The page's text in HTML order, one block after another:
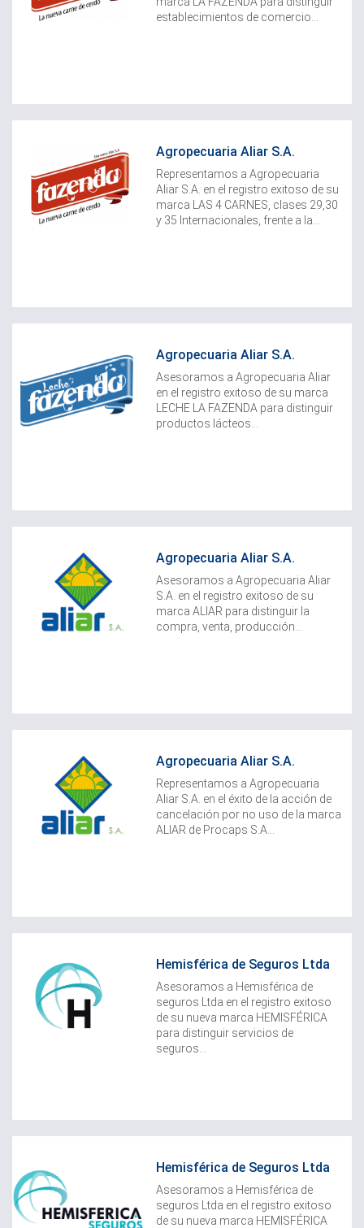
establecimientos de comercio...
Agropecuaria Aliar S.A.
Representamos a Agropecuaria
Aliar S.A. en el registro exitoso de su
marca LAS 4 CARNES, clases 29,30
y 35 Internacionales, frente a la...
Agropecuaria Aliar S.A.
Asesoramos a Agropecuaria Aliar
en el registro exitoso de su marca
LECHE LA FAZENDA para distinguir
productos lácteos...
Agropecuaria Aliar S.A.
​Asesoramos a Agropecuaria Aliar
S.A. en el registro exitoso de su
marca ALIAR para distinguir la
compra, venta, producción...
Agropecuaria Aliar S.A.
​Representamos a Agropecuaria
Aliar S.A. en el éxito de la acción de
cancelación por no uso de la marca
ALIAR de Procaps S.A...
Hemisférica de Seguros Ltda
Asesoramos a Hemisférica de
seguros Ltda en el registro exitoso
de su nueva marca HEMISFÉRICA
para distinguir servicios de
seguros...
Hemisférica de Seguros Ltda
Asesoramos a Hemisférica de
seguros Ltda en el registro exitoso
de su nueva marca HEMISFÉRICA